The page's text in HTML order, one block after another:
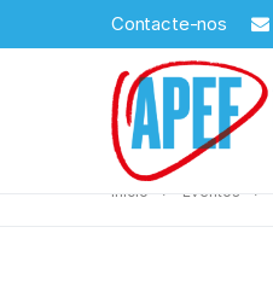
Contacte-nos
Início Eventos